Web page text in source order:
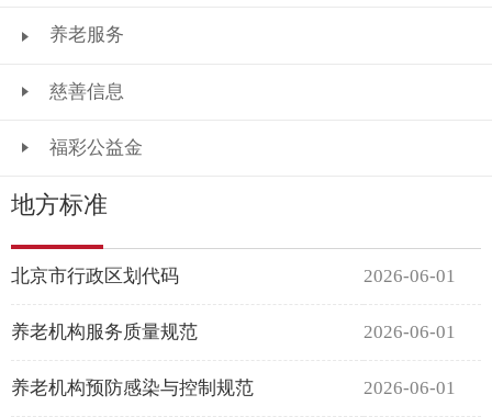
养老服务
慈善信息
福彩公益金
地方标准
北京市行政区划代码 2026-06-01
养老机构服务质量规范 2026-06-01
养老机构预防感染与控制规范 2026-06-01